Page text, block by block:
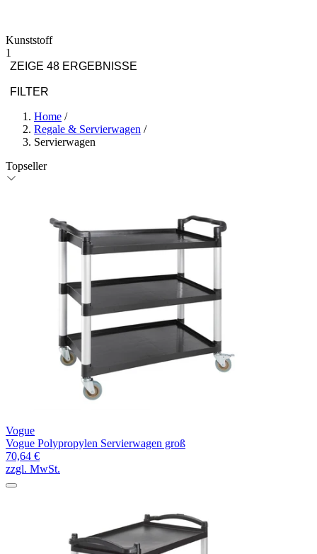
Kunststoff
1
ZEIGE 48 ERGEBNISSE
FILTER
Home /
Regale & Servierwagen /
Servierwagen
Topseller
Vogue
Vogue Polypropylen Servierwagen groß
70,64 €
zzgl. MwSt.